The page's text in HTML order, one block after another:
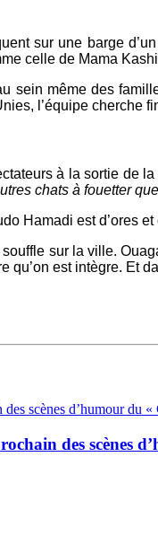
sur une barge
celle de Mama
sein même des
l’équipe cherche
à la sortie de
chats à fouetter
Hamadi est d’ores
sur la ville.
qu’on est intègre. Et
des scènes